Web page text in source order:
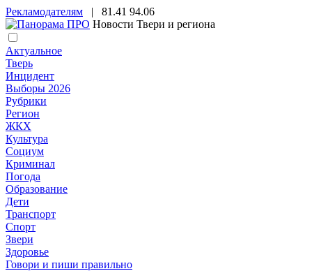
Рекламодателям | 81.41 94.06
Новости Твери и региона
Актуальное
Тверь
Инцидент
Выборы 2026
Рубрики
Регион
ЖКХ
Культура
Социум
Криминал
Погода
Образование
Дети
Транспорт
Спорт
Звери
Здоровье
Говори и пиши правильно